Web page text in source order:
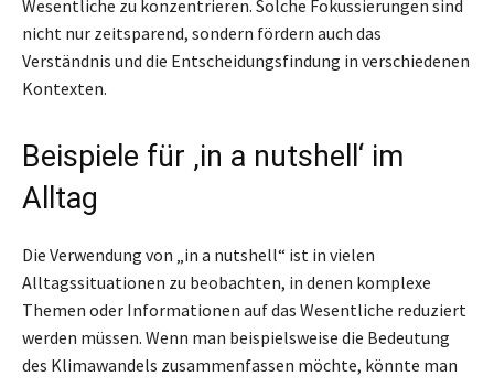
Wesentliche zu konzentrieren. Solche Fokussierungen sind
nicht nur zeitsparend, sondern fördern auch das
Verständnis und die Entscheidungsfindung in verschiedenen
Kontexten.
Beispiele für ‚in a nutshell‘ im
Alltag
Die Verwendung von „in a nutshell“ ist in vielen
Alltagssituationen zu beobachten, in denen komplexe
Themen oder Informationen auf das Wesentliche reduziert
werden müssen. Wenn man beispielsweise die Bedeutung
des Klimawandels zusammenfassen möchte, könnte man